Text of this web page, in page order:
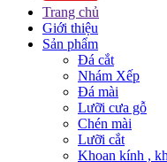
Trang chủ
Giới thiệu
Sản phẩm
Đá cắt
Nhám Xếp
Đá mài
Lưỡi cưa gỗ
Chén mài
Lưỡi cắt
Khoan kính ,